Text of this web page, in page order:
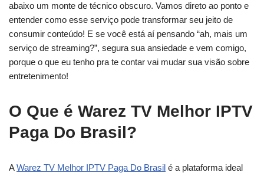
abaixo um monte de técnico obscuro. Vamos direto ao ponto e
entender como esse serviço pode transformar seu jeito de
consumir conteúdo! E se você está aí pensando “ah, mais um
serviço de streaming?”, segura sua ansiedade e vem comigo,
porque o que eu tenho pra te contar vai mudar sua visão sobre
entretenimento!
O Que é Warez TV Melhor IPTV
Paga Do Brasil?
AWarez TV Melhor IPTV Paga Do Brasil é a plataforma ideal